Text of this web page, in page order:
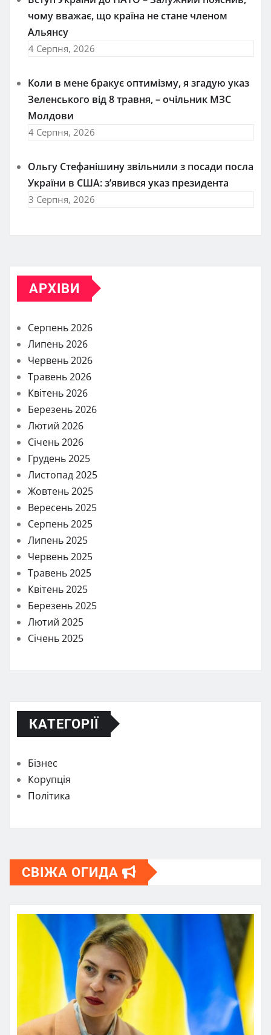
чому вважає, що країна не стане членом
Альянсу
4 Серпня, 2026
Коли в мене бракує оптимізму, я згадую указ
Зеленського від 8 травня, – очільник МЗС
Молдови
4 Серпня, 2026
Ольгу Стефанішину звільнили з посади посла
України в США: з’явився указ президента
3 Серпня, 2026
АРХІВИ
Серпень 2026
Липень 2026
Червень 2026
Травень 2026
Квітень 2026
Березень 2026
Лютий 2026
Січень 2026
Грудень 2025
Листопад 2025
Жовтень 2025
Вересень 2025
Серпень 2025
Липень 2025
Червень 2025
Травень 2025
Квітень 2025
Березень 2025
Лютий 2025
Січень 2025
КАТЕГОРІЇ
Бізнес
Корупція
Політика
СВІЖА ОГИДА